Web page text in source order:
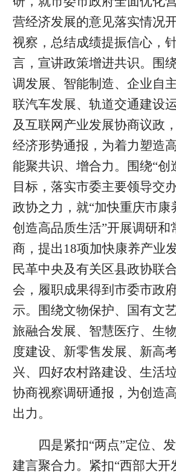
营经济发展的意见落实情况
视察，总结成绩提振信心，
言，宣讲政策增进共识。围
调发展、智能制造、企业自
联汽车发展、轨道交通建设
及互联网产业发展协商议政
经济形势通报，为着力塑造
能聚共识、增合力。围绕“创
目标，落实市委主要领导交
政协之力，就“加快重庆市康
创造高品质生活”开展调研和
商，提出18项加快康养产业
民革中央及有关区县政协联
会，履职成果得到市委市政
示。围绕文物保护、国有文
旅融合发展、智慧医疗、生
度建设、新零售发展、新高
兴、四好农村路建设、生活
协商视察调研通报，为创造
出力。
四是紧扣“两点”定位、
建言聚合力。紧扣“西部大开